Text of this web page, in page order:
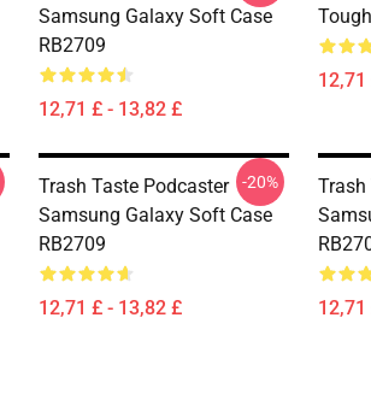
Samsung Galaxy Soft Case
RB2709
12,71 £ - 13,82 £
12,71
Trash Taste Podcaster
Samsung Galaxy Soft Case
RB2709
12,71 £ - 13,82 £
-20%
Trash
12,71